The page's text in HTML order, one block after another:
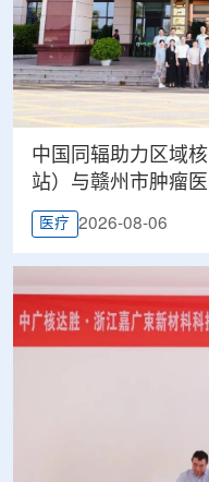
中国同辐助力区域
站）与赣州市肿瘤
目同步启动
医疗 2026-08-06